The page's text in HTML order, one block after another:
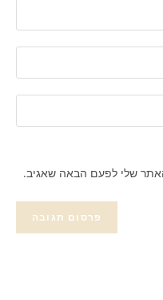
שלי לפעם הבאה שאגיב.